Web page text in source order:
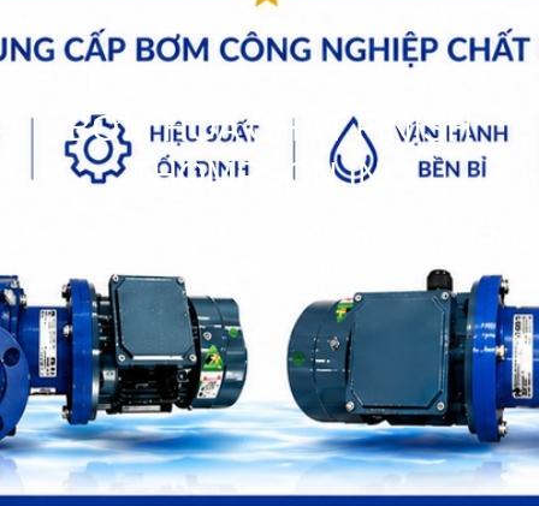
BƠM HÓA CHẤT FINISH
THOMPSON INC